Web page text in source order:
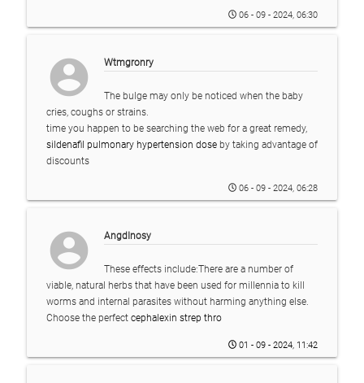
06 - 09 - 2024, 06:30
account_circle Wtmgronry
The bulge may only be noticed when the baby
cries, coughs or strains.
time you happen to be searching the web for a great remedy,
sildenafil pulmonary hypertension doseby taking advantage of
discounts
06 - 09 - 2024, 06:28
account_circle AngdInosy
These effects include:There are a number of
viable, natural herbs that have been used for millennia to kill
worms and internal parasites without harming anything else.
Choose the perfect cephalexin strep thro
01 - 09 - 2024, 11:42